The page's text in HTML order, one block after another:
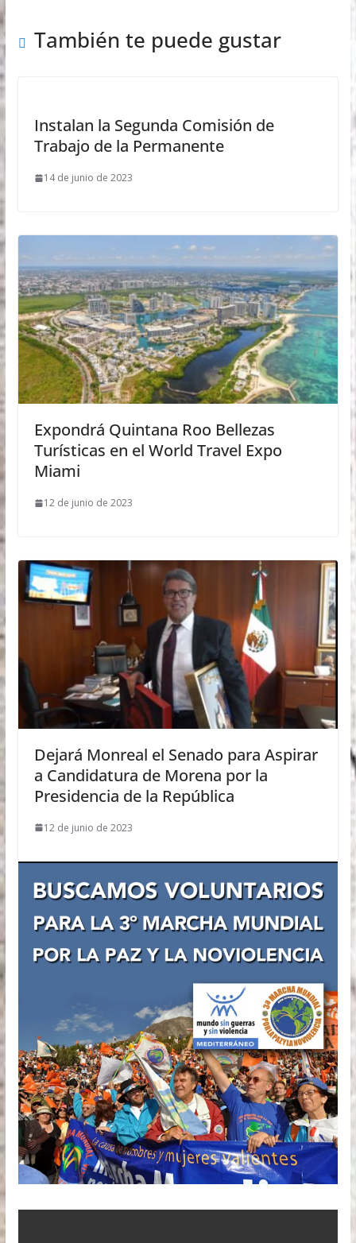
También te puede gustar
Instalan la Segunda Comisión de
Trabajo de la Permanente
14 de junio de 2023
Expondrá Quintana Roo Bellezas
Turísticas en el World Travel Expo
Miami
12 de junio de 2023
Dejará Monreal el Senado para Aspirar
a Candidatura de Morena por la
Presidencia de la República
12 de junio de 2023